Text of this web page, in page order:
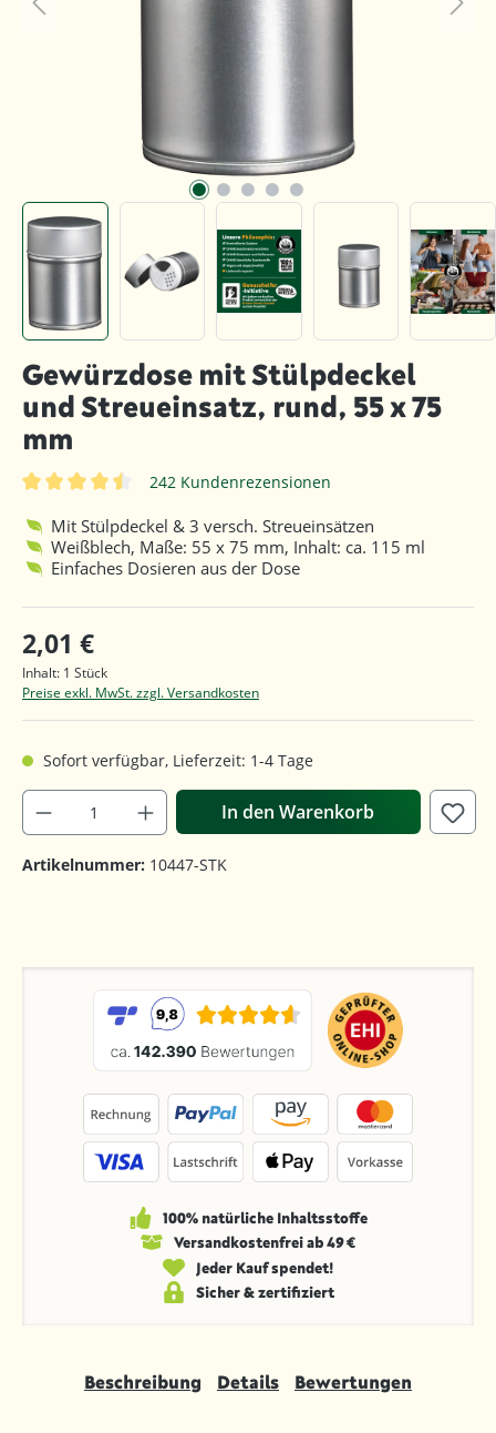
Gewürzdose mit Stülpdeckel
und Streueinsatz, rund, 55 x 75
mm
242 Kundenrezensionen
Mit Stülpdeckel & 3 versch. Streueinsätzen
Weißblech, Maße: 55 x 75 mm, Inhalt: ca. 115 ml
Einfaches Dosieren aus der Dose
2,01 €
Inhalt: 1 Stück
Preise exkl. MwSt. zzgl. Versandkosten
Sofort verfügbar, Lieferzeit: 1-4 Tage
In den Warenkorb
Artikelnummer: 10447-STK
100% natürliche Inhaltsstoffe
Versandkosten­frei ab 49 €
Jeder Kauf spendet!
Sicher & zertifiziert
Beschreibung Details Bewertungen